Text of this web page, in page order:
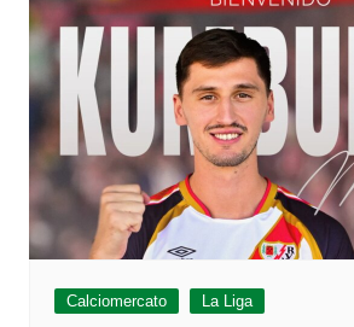
Calciomercato La Liga